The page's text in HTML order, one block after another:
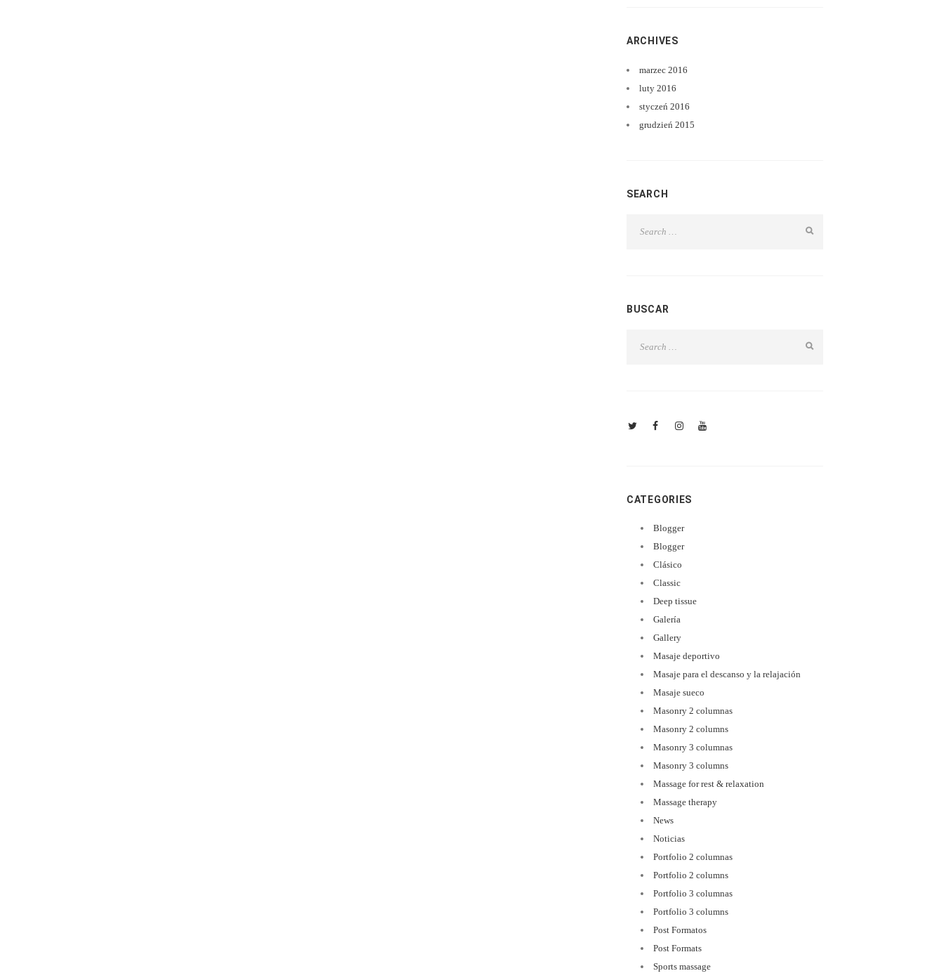
ARCHIVES
marzec 2016
luty 2016
styczeń 2016
grudzień 2015
SEARCH
BUSCAR
CATEGORIES
Blogger
Blogger
Clásico
Classic
Deep tissue
Galería
Gallery
Masaje deportivo
Masaje para el descanso y la relajación
Masaje sueco
Masonry 2 columnas
Masonry 2 columns
Masonry 3 columnas
Masonry 3 columns
Massage for rest & relaxation
Massage therapy
News
Noticias
Portfolio 2 columnas
Portfolio 2 columns
Portfolio 3 columnas
Portfolio 3 columns
Post Formatos
Post Formats
Sports massage